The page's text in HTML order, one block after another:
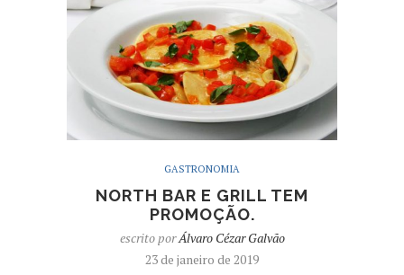
GASTRONOMIA
NORTH BAR E GRILL TEM
PROMOÇÃO.
escrito porÁlvaro Cézar Galvão
23 de janeiro de 2019